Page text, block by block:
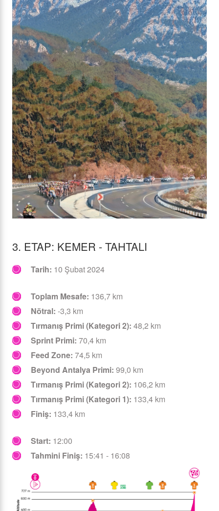
3. ETAP: KEMER - TAHTALI
Tarih: 10 Şubat 2024
Toplam Mesafe: 136,7 km
Nötral: -3,3 km
Tırmanış Primi (Kategori 2): 48,2 km
Sprint Primi: 70,4 km
Feed Zone: 74,5 km
Beyond Antalya Primi: 99,0 km
Tırmanış Primi (Kategori 2): 106,2 km
Tırmanış Primi (Kategori 1): 133,4 km
Finiş: 133,4 km
Start: 12:00
Tahmini Finiş: 15:41 - 16:08